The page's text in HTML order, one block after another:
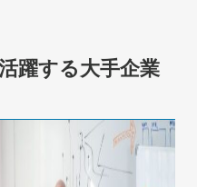
躍する大手企業